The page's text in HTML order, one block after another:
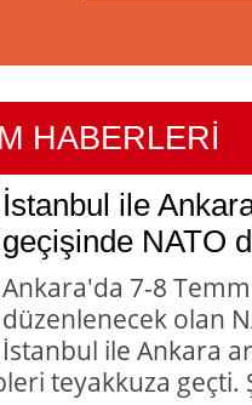
HABERLERİ
İstanbul ile
geçişinde NATO
Ankara'da 7-8
düzenlenecek olan
İstanbul ile Ankara
teyakkuza geçti.